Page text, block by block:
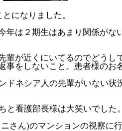
になりました。
は２期生はあまり関係が
が近くにいてるのでどう
をしないこと。患者様のお
ドネシア人の先輩がいない
看護部長様は大笑いでした。
さん)のマンションの視察